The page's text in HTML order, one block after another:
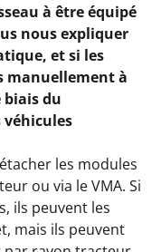
à être équipé
nous expliquer
et si les
manuellement à
biais du
véhicules
les modules
ou via le VMA. Si
ils peuvent les
mais ils peuvent